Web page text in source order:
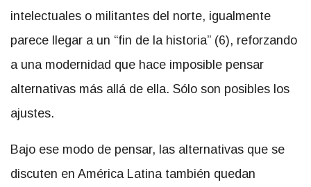
intelectuales o militantes del norte, igualmente
parece llegar a un “fin de la historia” (6), reforzando
a una modernidad que hace imposible pensar
alternativas más allá de ella. Sólo son posibles los
ajustes.
Bajo ese modo de pensar, las alternativas que se
discuten en América Latina también quedan